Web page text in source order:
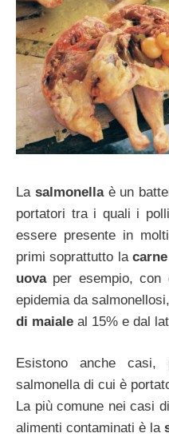
La salmonellaè un
portatori tra i quali i
essere presente in
primi soprattutto la
uovaper esempio, con
epidemia da
di maiale al 15% e dal
Esistono anche
salmonella di cui è
La più comune nei casi
alimenti contaminati è la